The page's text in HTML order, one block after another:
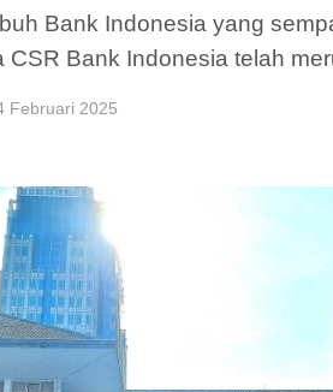
Bank Indonesia yang
Bank Indonesia telah
Februari 2025